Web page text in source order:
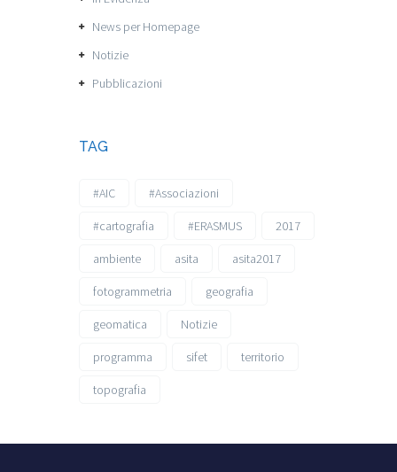
News per Homepage
Notizie
Pubblicazioni
TAG
#AIC #Associazioni
#cartografia #ERASMUS 2017
ambiente asita asita2017
fotogrammetria geografia
geomatica Notizie
programma sifet territorio
topografia